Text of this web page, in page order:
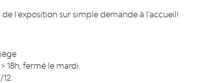
l'exposition sur simple demande à l'accueil!
18h, fermé le mardi.
12.